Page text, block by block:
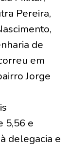
Pereira,
de
em
Jorge
5,56 e
delegacia e